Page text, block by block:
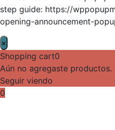
step guide: https://
opening-announcement-
×
Shopping cart0
Aún no agregaste productos.
Seguir viendo
0